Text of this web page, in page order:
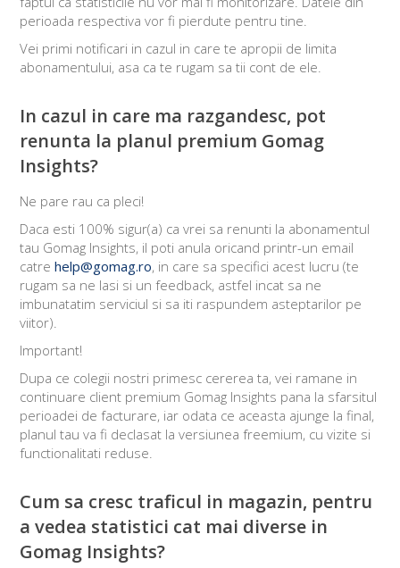
perioada respectiva vor fi pierdute pentru tine.
Vei primi notificari in cazul in care te apropii de limita
abonamentului, asa ca te rugam sa tii cont de ele.
In cazul in care ma razgandesc, pot
renunta la planul premium Gomag
Insights?
Ne pare rau ca pleci!
Daca esti 100% sigur(a) ca vrei sa renunti la abonamentul
tau Gomag Insights, il poti anula oricand printr-un email
catre help@gomag.ro, in care sa specifici acest lucru (te
rugam sa ne lasi si un feedback, astfel incat sa ne
imbunatatim serviciul si sa iti raspundem asteptarilor pe
viitor).
Important!
Dupa ce colegii nostri primesc cererea ta, vei ramane in
continuare client premium Gomag Insights pana la sfarsitul
perioadei de facturare, iar odata ce aceasta ajunge la final,
planul tau va fi declasat la versiunea freemium, cu vizite si
functionalitati reduse.
Cum sa cresc traficul in magazin, pentru
a vedea statistici cat mai diverse in
Gomag Insights?